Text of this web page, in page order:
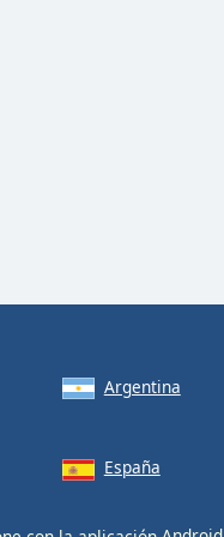
Argentina
España